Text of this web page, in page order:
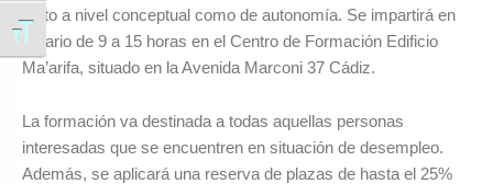
Alternar tamaño de letra
tanto a nivel conceptual como de autonomía. Se impartirá en
horario de 9 a 15 horas en el Centro de Formación Edificio
Ma’arifa, situado en la Avenida Marconi 37 Cádiz.
La formación va destinada a todas aquellas personas
interesadas que se encuentren en situación de desempleo.
Además, se aplicará una reserva de plazas de hasta el 25%